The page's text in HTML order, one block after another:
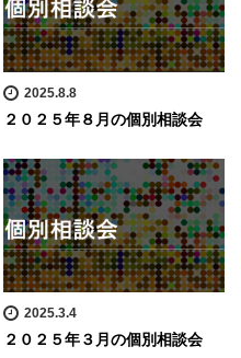
2025.8.8
２０２５年８月の個別相談会
2025.3.4
２０２５年３月の個別相談会